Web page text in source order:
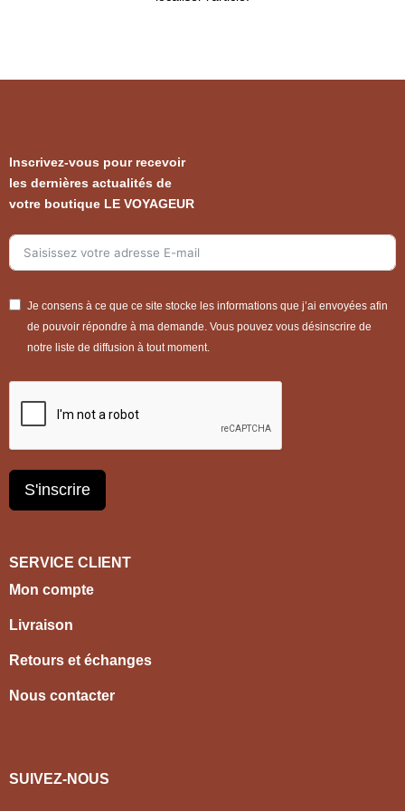
Inscrivez-vous pour recevoir
les dernières actualités de
votre boutique LE VOYAGEUR
Je consens à ce que ce site stocke les informations que j’ai envoyées afin
de pouvoir répondre à ma demande. Vous pouvez vous désinscrire de
notre liste de diffusion à tout moment.
S'inscrire
SERVICE CLIENT
Mon compte
Livraison
Retours et échanges
Nous contacter
SUIVEZ-NOUS